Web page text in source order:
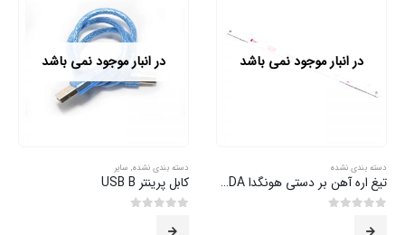
در انبار موجود نمی باشد
دسته بندی نشده
تیغ اره آهن بر دستی هونگدا HONGDA
در انبار موجود نمی باشد
دسته بندی نشده, سایر
کابل پرینتر USB B